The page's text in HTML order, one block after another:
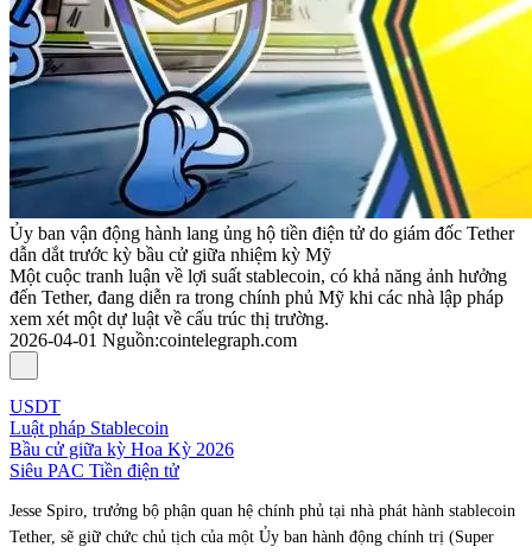
Ủy ban vận động hành lang ủng hộ tiền điện tử do giám đốc Tether
dẫn dắt trước kỳ bầu cử giữa nhiệm kỳ Mỹ
Một cuộc tranh luận về lợi suất stablecoin, có khả năng ảnh hưởng
đến Tether, đang diễn ra trong chính phủ Mỹ khi các nhà lập pháp
xem xét một dự luật về cấu trúc thị trường.
2026-04-01 Nguồn:cointelegraph.com
USDT
Luật pháp Stablecoin
Bầu cử giữa kỳ Hoa Kỳ 2026
Siêu PAC Tiền điện tử
Jesse Spiro, trưởng bộ phận quan hệ chính phủ tại nhà phát hành stablecoin
Tether, sẽ giữ chức chủ tịch của một Ủy ban hành động chính trị (Super